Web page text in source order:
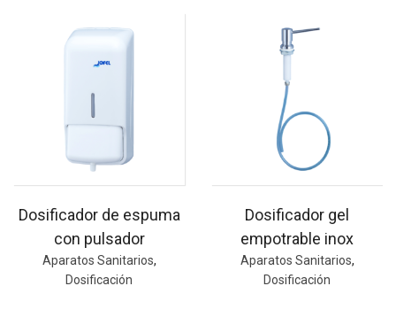
Dosificador de espuma
con pulsador
Aparatos Sanitarios,
Dosificación
Dosificador gel
empotrable inox
Aparatos Sanitarios,
Dosificación